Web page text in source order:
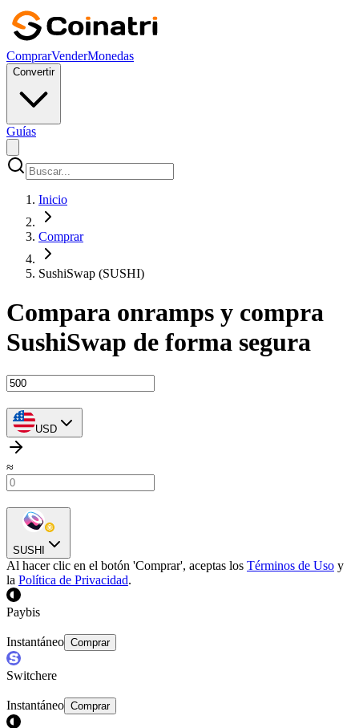
ComprarVenderMonedas
Convertir
Guías
Inicio
Comprar
SushiSwap (SUSHI)
Compara onramps y compra
SushiSwap de forma segura
USD
≈
SUSHI
Al hacer clic en el botón 'Comprar', aceptas los Términos de Uso y
la Política de Privacidad.
Paybis
Instantáneo Comprar
Switchere
Instantáneo Comprar